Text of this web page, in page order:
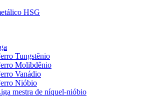
Tungstênio
Molibdênio
Vanádio
Nióbio
mestra de níquel-nióbio